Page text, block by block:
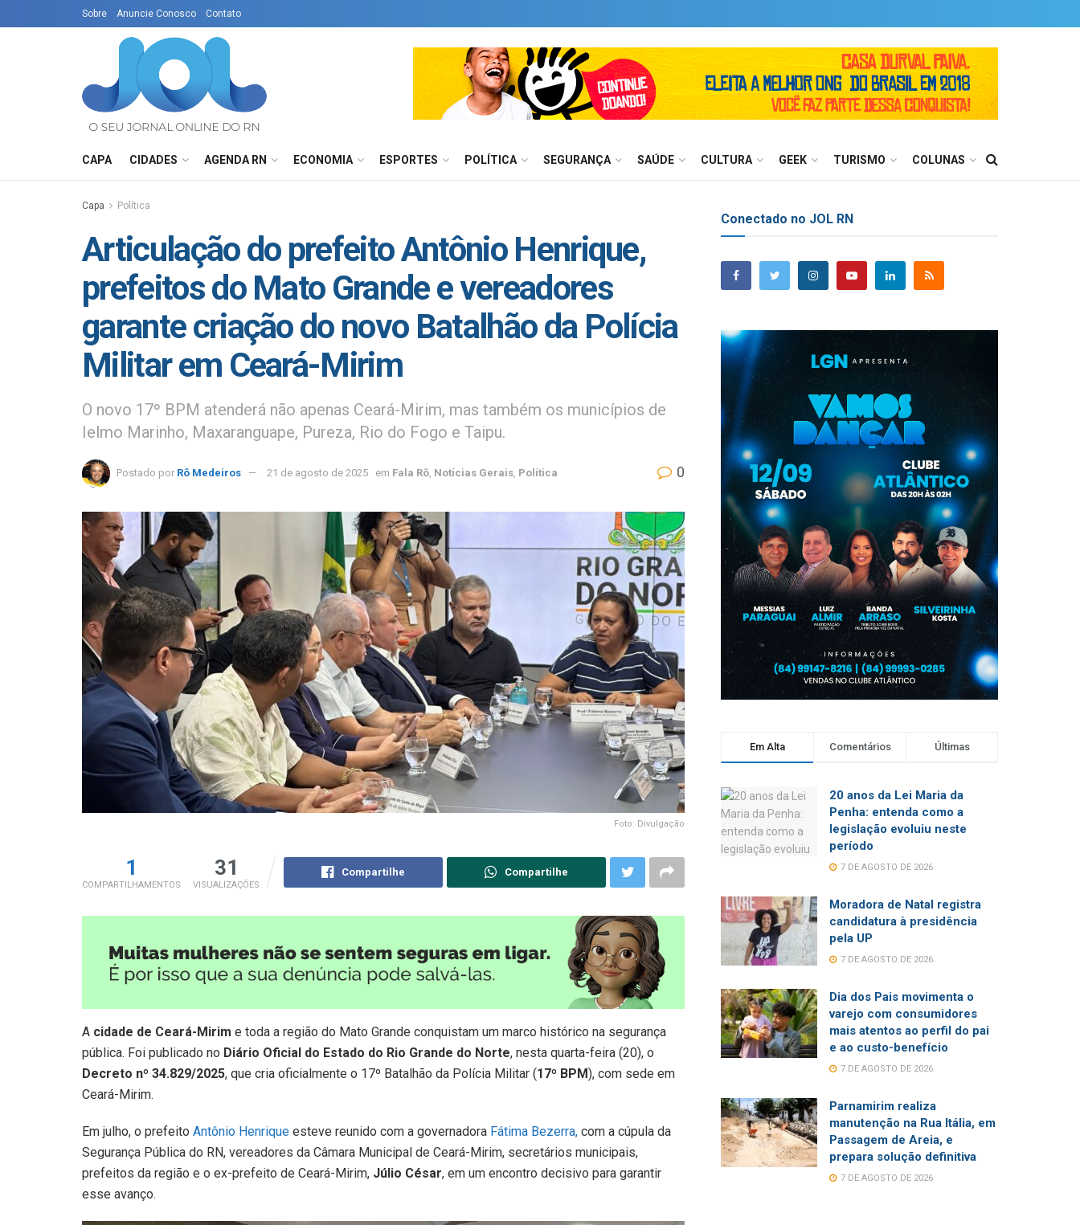
Sobre Anuncie Conosco Contato
CAPA CIDADES AGENDA RN ECONOMIA ESPORTES POLÍTICA SEGURANÇA SAÚDE CULTURA GEEK TURISMO COLUNAS
Capa Política
Articulação do prefeito Antônio Henrique,
prefeitos do Mato Grande e vereadores
garante criação do novo Batalhão da Polícia
Militar em Ceará-Mirim
O novo 17º BPM atenderá não apenas Ceará-Mirim, mas também os municípios de
Ielmo Marinho, Maxaranguape, Pureza, Rio do Fogo e Taipu.
Postado por Rô Medeiros 21 de agosto de 2025 em Fala Rô Notícias Gerais Política 0
Foto: Divulgação
1
COMPARTILHAMENTOS
31
VISUALIZAÇÕES
Compartilhe Compartilhe
A cidade de Ceará-Mirim e toda a região do Mato Grande conquistam um marco histórico na segurança
pública. Foi publicado no Diário Oficial do Estado do Rio Grande do Norte, nesta quarta-feira (20), o
Decreto nº 34.829/2025, que cria oficialmente o 17º Batalhão da Polícia Militar (17º BPM), com sede em
Ceará-Mirim.
Em julho, o prefeito Antônio Henrique esteve reunido com a governadora Fátima Bezerra, com a cúpula da
Segurança Pública do RN, vereadores da Câmara Municipal de Ceará-Mirim, secretários municipais,
prefeitos da região e o ex-prefeito de Ceará-Mirim, Júlio César, em um encontro decisivo para garantir
esse avanço.
Conectado no JOL RN
Em Alta Comentários Últimas
20 anos da Lei Maria da
Penha: entenda como a
legislação evoluiu neste
período
7 DE AGOSTO DE 2026
Moradora de Natal registra
candidatura à presidência
pela UP
7 DE AGOSTO DE 2026
Dia dos Pais movimenta o
varejo com consumidores
mais atentos ao perfil do pai
e ao custo-benefício
7 DE AGOSTO DE 2026
Parnamirim realiza
manutenção na Rua Itália, em
Passagem de Areia, e
prepara solução definitiva
7 DE AGOSTO DE 2026